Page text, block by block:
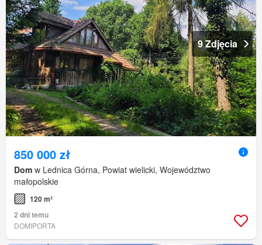
9 Zdjęcia
850 000 zł
Dom w Lednica Górna, Powiat wielicki, Województwo
małopolskie
120 m²
2 dni temu
DOMIPORTA